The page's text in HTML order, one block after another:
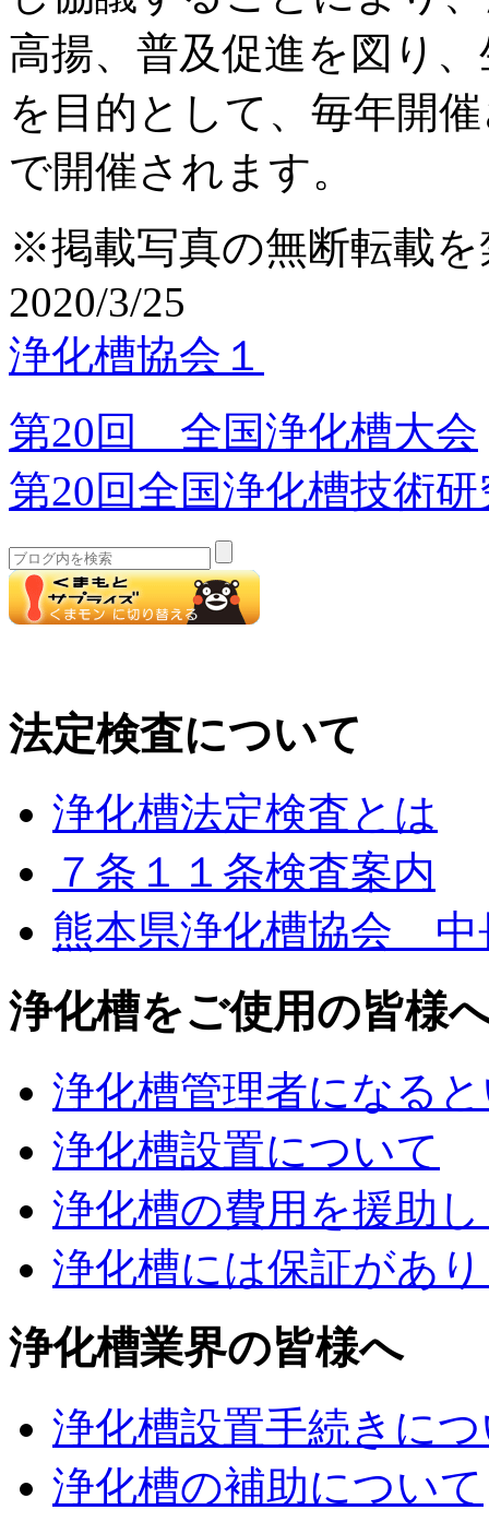
高揚、普及促進を図り
を目的として、毎年開
で開催されます。
※掲載写真の無断転載
2020/3/25
浄化槽協会１
第20回 全国浄化槽大会
第20回全国浄化槽技術
法定検査について
浄化槽法定検査とは
７条１１条検査案内
熊本県浄化槽協会 中
浄化槽をご使用の皆様
浄化槽管理者になる
浄化槽設置について
浄化槽の費用を援助
浄化槽には保証があ
浄化槽業界の皆様へ
浄化槽設置手続きに
浄化槽の補助について